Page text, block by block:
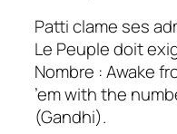
Patti clame ses
Le Peuple doit
Nombre :Awake
’em with the
(Gandhi).